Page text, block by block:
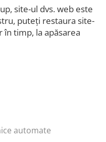
site-ul dvs. web este
puteți restaura site-
timp, la apăsarea
automate